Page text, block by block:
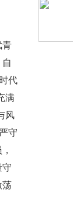
青
代
满
风
守
守
荡